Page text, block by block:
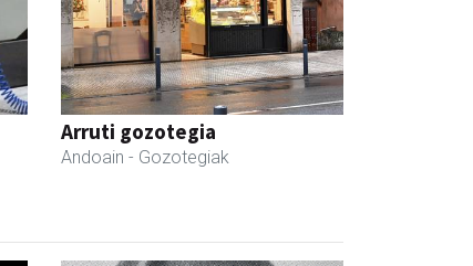
Arruti gozotegia
Andoain - Gozotegiak